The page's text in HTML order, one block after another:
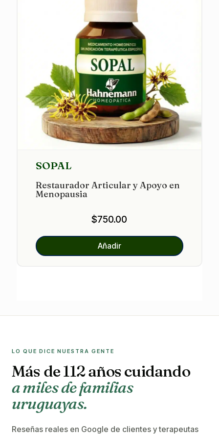
SOPAL
Restaurador Articular y Apoyo en
Menopausia
$750.00
Añadir
LO QUE DICE NUESTRA GENTE
Más de 112 años cuidando
a miles de familias
uruguayas.
Reseñas reales en Google de clientes y terapeutas